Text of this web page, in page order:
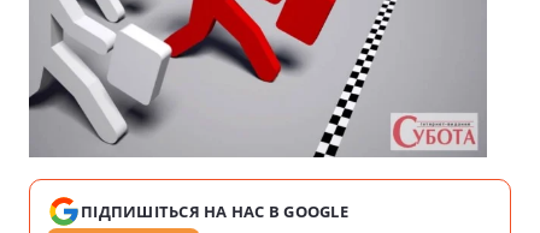
ПІДПИШІТЬСЯ НА НАС В GOOGLE